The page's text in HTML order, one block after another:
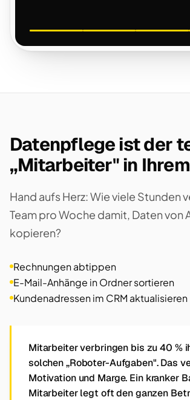
Datenpflege ist der
„Mitarbeiter" in
Hand aufs Herz: Wie viele Stunden
Team pro Woche damit, Daten von
kopieren?
Rechnungen abtippen
E-Mail-Anhänge in Ordner sortieren
Kundenadressen im CRM aktualisieren
Mitarbeiter verbringen bis zu 40 %
solchen „Roboter-Aufgaben". Das
Motivation und Marge. Ein kranker
Mitarbeiter legt oft den ganzen